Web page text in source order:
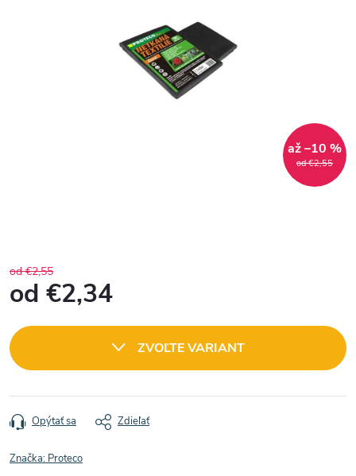
od €2,55
až –10 %
od €2,55
od €2,34
cena:
ZVOĽTE VARIANT
Opýtať sa Zdieľať
Značka: Proteco